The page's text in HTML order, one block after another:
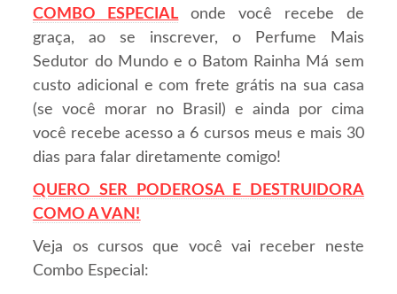
COMBO ESPECIAL onde você recebe de
graça, ao se inscrever, o Perfume Mais
Sedutor do Mundo e o Batom Rainha Má sem
custo adicional e com frete grátis na sua casa
(se você morar no Brasil) e ainda por cima
você recebe acesso a 6 cursos meus e mais 30
dias para falar diretamente comigo!
QUERO SER PODEROSA E DESTRUIDORA
COMO A VAN!
Veja os cursos que você vai receber neste
Combo Especial: